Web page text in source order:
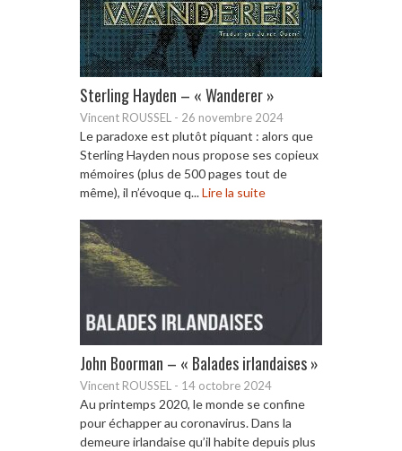
Sterling Hayden – « Wanderer »
Vincent ROUSSEL - 26 novembre 2024
Le paradoxe est plutôt piquant : alors que
Sterling Hayden nous propose ses copieux
mémoires (plus de 500 pages tout de
même), il n’évoque q...Lire la suite
John Boorman – « Balades irlandaises »
Vincent ROUSSEL - 14 octobre 2024
Au printemps 2020, le monde se confine
pour échapper au coronavirus. Dans la
demeure irlandaise qu’il habite depuis plus